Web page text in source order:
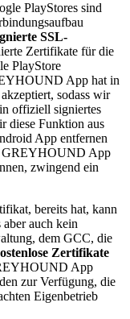
PlayStores sind
SSL-
Zertifikate für die
PlayStore
App hat in
sodass wir
offiziell signiertes
diese Funktion aus
App entfernen
GREYHOUND App
zwingend ein
bereits hat, kann
auch kein
dem GCC, die
Zertifikate
App
zur Verfügung, die
Eigenbetrieb